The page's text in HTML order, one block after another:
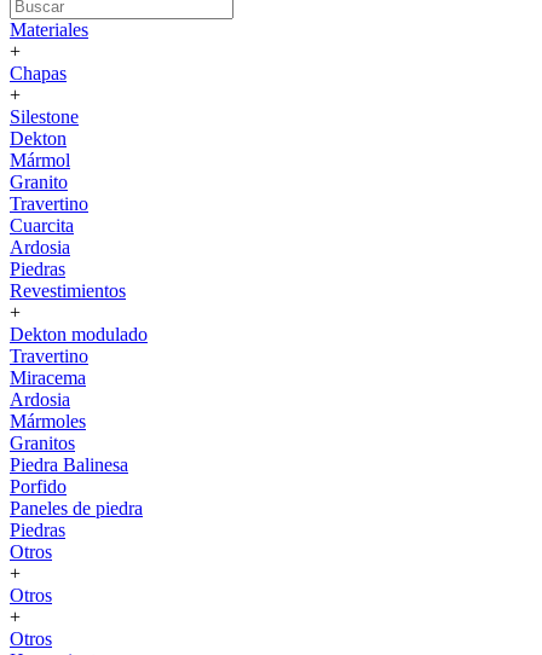
Materiales
+
Chapas
+
Silestone
Dekton
Mármol
Granito
Travertino
Cuarcita
Ardosia
Piedras
Revestimientos
+
Dekton modulado
Travertino
Miracema
Ardosia
Mármoles
Granitos
Piedra Balinesa
Porfido
Paneles de piedra
Piedras
Otros
+
Otros
+
Otros